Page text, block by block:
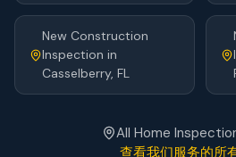
New Construction
Inspection in
Casselberry, FL
All Home
查看我们服务的所